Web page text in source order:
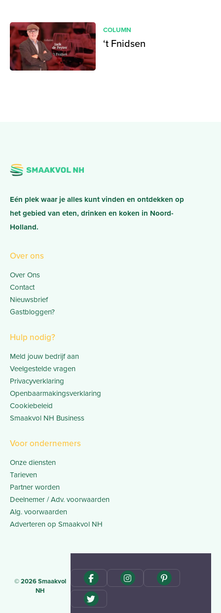
COLUMN
‘t Fnidsen
Eén plek waar je alles kunt vinden en ontdekken op
het gebied van eten, drinken en koken in Noord-
Holland.
Over ons
Over Ons
Contact
Nieuwsbrief
Gastbloggen?
Hulp nodig?
Meld jouw bedrijf aan
Veelgestelde vragen
Privacyverklaring
Openbaarmakingsverklaring
Cookiebeleid
Smaakvol NH Business
Voor ondernemers
Onze diensten
Tarieven
Partner worden
Deelnemer / Adv. voorwaarden
Alg. voorwaarden
Adverteren op Smaakvol NH
© 2026 Smaakvol
NH